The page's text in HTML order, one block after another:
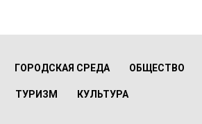
ГОРОДСКАЯ СРЕДА ОБЩЕСТВО
ТУРИЗМ КУЛЬТУРА